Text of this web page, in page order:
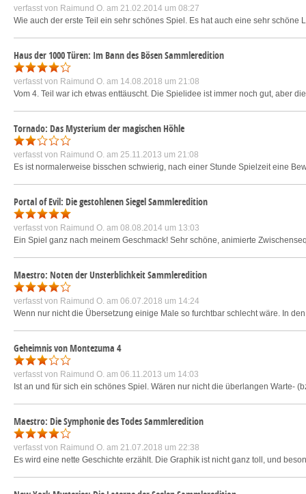
verfasst von Raimund O. am 21.02.2014 um 08:27
Wie auch der erste Teil ein sehr schönes Spiel. Es hat auch eine sehr
Haus der 1000 Türen: Im Bann des Bösen Sammleredition
verfasst von Raimund O. am 14.08.2018 um 21:08
Vom 4. Teil war ich etwas enttäuscht. Die Spielidee ist immer noch gut, aber
Tornado: Das Mysterium der magischen Höhle
verfasst von Raimund O. am 25.11.2013 um 21:08
Es ist normalerweise bisschen schwierig, nach einer Stunde Spielzeit eine
Portal of Evil: Die gestohlenen Siegel Sammleredition
verfasst von Raimund O. am 08.08.2014 um 13:03
Ein Spiel ganz nach meinem Geschmack! Sehr schöne, animierte
Maestro: Noten der Unsterblichkeit Sammleredition
verfasst von Raimund O. am 06.07.2018 um 14:24
Wenn nur nicht die Übersetzung einige Male so furchtbar schlecht wäre. In
Geheimnis von Montezuma 4
verfasst von Raimund O. am 06.11.2013 um 14:03
Ist an und für sich ein schönes Spiel. Wären nur nicht die überlangen Warte-
Maestro: Die Symphonie des Todes Sammleredition
verfasst von Raimund O. am 21.07.2018 um 22:38
Es wird eine nette Geschichte erzählt. Die Graphik ist nicht ganz toll, und